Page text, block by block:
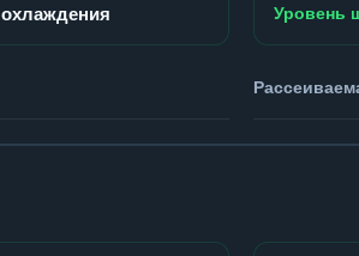
Уровень